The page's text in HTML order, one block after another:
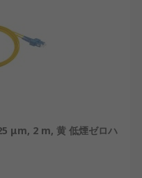
被や防水構造を
、監視カメラ、
用します。
えた製品があ
に適していま
ル
μm, 2 m, 黄 低煙ゼロハ